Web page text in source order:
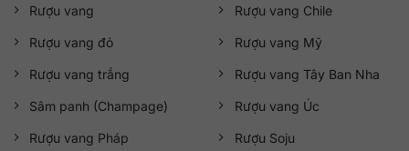
Rượu vang
Rượu vang đỏ
Rượu vang trắng
Sâm panh (Champage)
Rượu vang Pháp
Rượu vang Chile
Rượu vang Mỹ
Rượu vang Tây Ban Nha
Rượu vang Úc
Rượu Soju